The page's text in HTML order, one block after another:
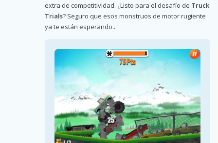
extra de competitividad. ¿Listo para el desafío de Truck
Trials? Seguro que esos monstruos de motor rugiente
ya te están esperando...